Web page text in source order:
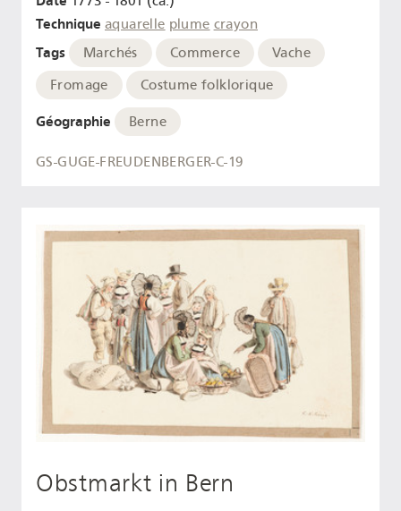
Technique aquarelle plume crayon
Tags Marchés Commerce
Vache
Fromage
Costume folklorique
Géographie Berne
GS-GUGE-FREUDENBERGER-C-19
Obstmarkt in Bern